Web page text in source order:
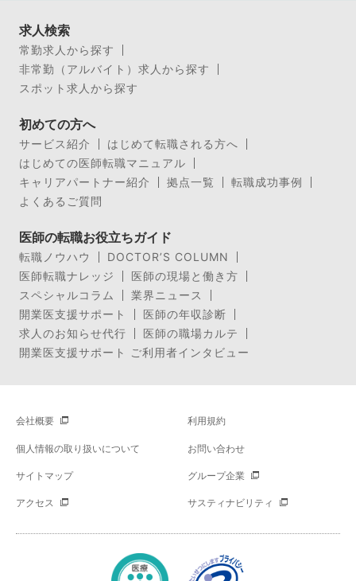
求人検索
常勤求人から探す
非常勤（アルバイト）求人から探す
スポット求人から探す
初めての方へ
サービス紹介
はじめて転職される方へ
はじめての医師転職マニュアル
キャリアパートナー紹介
拠点一覧
転職成功事例
よくあるご質問
医師の転職お役立ちガイド
転職ノウハウ
DOCTOR’S COLUMN
医師転職ナレッジ
医師の現場と働き方
スペシャルコラム
業界ニュース
開業医支援サポート
医師の年収診断
求人のお知らせ代行
医師の職場カルテ
開業医支援サポート ご利用者インタビュー
会社概要 利用規約
個人情報の取り扱いについて お問い合わせ
サイトマップ グループ企業
アクセス サスティナビリティ